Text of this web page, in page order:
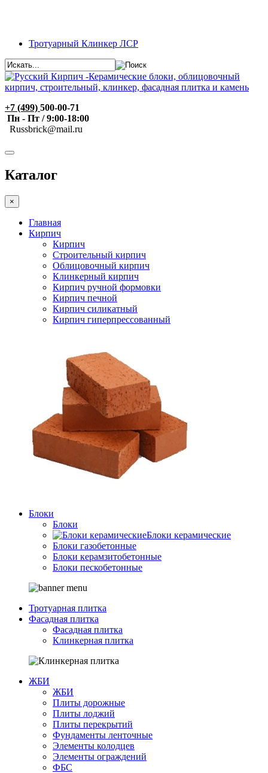
Тротуарный Клинкер ЛСР
+7 (499) 500-00-71
Пн - Пт / 9:00-18:00
Russbrick@mail.ru
Каталог
×
Главная
Кирпич
Кирпич
Строительный кирпич
Облицовочный кирпич
Клинкерный кирпич
Кирпич ручной формовки
Кирпич печной
Кирпич силикатный
Кирпич гиперпрессованный
Блоки
Блоки
Блоки керамические
Блоки газобетонные
Блоки керамзитобетонные
Блоки пескобетонные
Тротуарная плитка
Фасадная плитка
Фасадная плитка
Клинкерная плитка
ЖБИ
ЖБИ
Плиты дорожные
Плиты лоджий
Плиты перекрытий
Фундаменты ленточные
Элементы колодцев
Элементы ограждений
ФБС